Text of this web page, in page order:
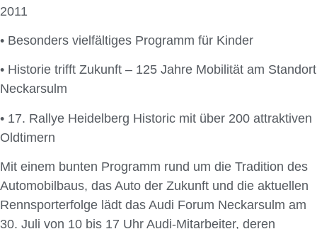
2011
• Besonders vielfältiges Programm für Kinder
• Historie trifft Zukunft – 125 Jahre Mobilität am Standort
Neckarsulm
• 17. Rallye Heidelberg Historic mit über 200 attraktiven
Oldtimern
Mit einem bunten Programm rund um die Tradition des
Automobilbaus, das Auto der Zukunft und die aktuellen
Rennsporterfolge lädt das Audi Forum Neckarsulm am
30. Juli von 10 bis 17 Uhr Audi-Mitarbeiter, deren